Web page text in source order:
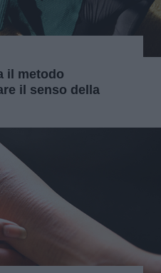
il metodo
il senso della